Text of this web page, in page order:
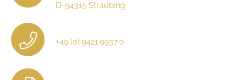
D-94315 Straubing
+49 (0) 9421.9937.0